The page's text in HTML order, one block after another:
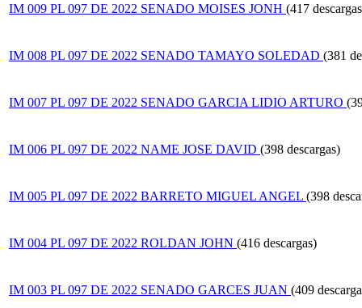
IM 009 PL 097 DE 2022 SENADO MOISES JONH (417
IM 008 PL 097 DE 2022 SENADO TAMAYO SOLEDAD (381
IM 007 PL 097 DE 2022 SENADO GARCIA LIDIO ARTURO
IM 006 PL 097 DE 2022 NAME JOSE DAVID (398 descargas)
IM 005 PL 097 DE 2022 BARRETO MIGUEL ANGEL (398
IM 004 PL 097 DE 2022 ROLDAN JOHN (416 descargas)
IM 003 PL 097 DE 2022 SENADO GARCES JUAN (409